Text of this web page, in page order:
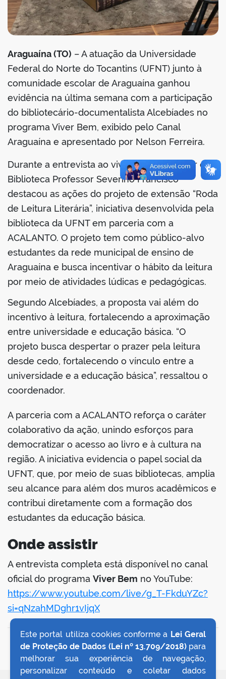
portal
Araguaína (TO) – A atuação da Universidade
Federal do Norte do Tocantins (UFNT) junto à
comunidade escolar de Araguaína ganhou
evidência na última semana com a participação
do bibliotecário-documentalista Alcebíades no
programa Viver Bem, exibido pelo Canal
Araguaína e apresentado por Nelson Ferreira.
Durante a entrevista ao vivo, o coordenador da
Biblioteca Professor Severino Francisco
destacou as ações do projeto de extensão “Roda
de Leitura Literária”, iniciativa desenvolvida pela
biblioteca da UFNT em parceria com a
ACALANTO. O projeto tem como público-alvo
estudantes da rede municipal de ensino de
Araguaína e busca incentivar o hábito da leitura
por meio de atividades lúdicas e pedagógicas.
Segundo Alcebíades, a proposta vai além do
incentivo à leitura, fortalecendo a aproximação
entre universidade e educação básica. “O
projeto busca despertar o prazer pela leitura
desde cedo, fortalecendo o vínculo entre a
universidade e a educação básica”, ressaltou o
coordenador.
A parceria com a ACALANTO reforça o caráter
colaborativo da ação, unindo esforços para
democratizar o acesso ao livro e à cultura na
região. A iniciativa evidencia o papel social da
UFNT, que, por meio de suas bibliotecas, amplia
seu alcance para além dos muros acadêmicos e
contribui diretamente com a formação dos
estudantes da educação básica.
Onde assistir
A entrevista completa está disponível no canal
oficial do programa Viver Bem no YouTube:
https://www.youtube.com/live/g_T-FkduYZc?
si=qNzahMDghr1vIjqX
VOLTAR AO TOPO
Este portal utiliza cookies conforme a Lei Geral
de Proteção de Dados (Lei nº 13.709/2018)para
melhorar sua experiência de navegação,
personalizar conteúdo e coletar dados